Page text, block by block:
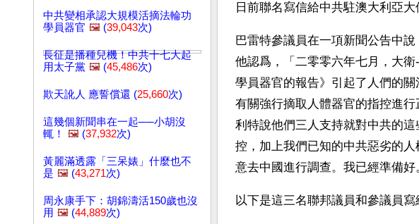
中共變相承認大規模活摘法輪功
學員器官 🖼️ (39,043次)
長征是播種兒機！中共十七大起
用太子黨 🖼️ (45,486次)
欺天訛人 應誓償還 (25,660次)
這幾個新聞串在一起──小胡沒
輒！
🖼️ (37,932次)
黃麗滿透露「三呆婊」什麼也不
是 🖼️ (43,271次)
周永康手下：胡錦濤活150歲也沒
用 🖼️ (44,889次)
日前聯名寫信給中共駐澳大利亞
巴雷特參議員在一項新聞公告中
他認爲，「二零零六年七月，大
學員器官的報告》引起了人們的
有關強行摘取人體器官的指控進
利特說他們三人支持就對中共的
控，加上我們已知的中共惡劣的
意去中國進行調查。我已經準備好
以下是這三名聯邦議員和參議員寫